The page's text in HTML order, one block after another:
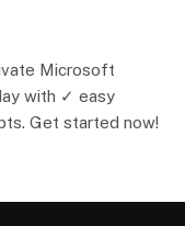
Microsoft
with ✓ easy
Get started now!